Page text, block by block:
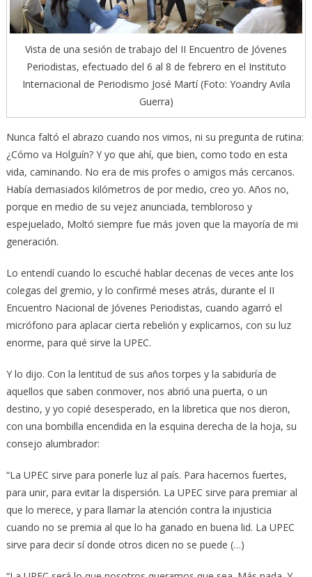
Vista de una sesión de trabajo del II Encuentro de Jóvenes
Periodistas, efectuado del 6 al 8 de febrero en el Instituto
Internacional de Periodismo José Martí (Foto: Yoandry Avila
Guerra)
Nunca faltó el abrazo cuando nos vimos, ni su pregunta de rutina:
¿Cómo va Holguín? Y yo que ahí, que bien, como todo en esta
vida, caminando. No era de mis profes o amigos más cercanos.
Había demasiados kilómetros de por medio, creo yo. Años no,
porque en medio de su vejez anunciada, tembloroso y
espejuelado, Moltó siempre fue más joven que la mayoría de mi
generación.
Lo entendí cuando lo escuché hablar decenas de veces ante los
colegas del gremio, y lo confirmé meses atrás, durante el II
Encuentro Nacional de Jóvenes Periodistas, cuando agarró el
micrófono para aplacar cierta rebelión y explicarnos, con su luz
enorme, para qué sirve la UPEC.
Y lo dijo. Con la lentitud de sus años torpes y la sabiduría de
aquellos que saben conmover, nos abrió una puerta, o un
destino, y yo copié desesperado, en la libretica que nos dieron,
con una bombilla encendida en la esquina derecha de la hoja, su
consejo alumbrador:
“La UPEC sirve para ponerle luz al país. Para hacernos fuertes,
para unir, para evitar la dispersión. La UPEC sirve para premiar al
que lo merece, y para llamar la atención contra la injusticia
cuando no se premia al que lo ha ganado en buena lid. La UPEC
sirve para decir sí donde otros dicen no se puede (…)